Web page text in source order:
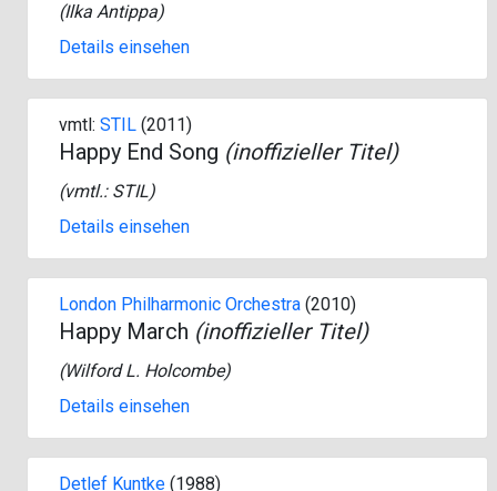
(Ilka Antippa)
Details einsehen
vmtl: STIL (2011)
Happy End Song (inoffizieller Titel)
(vmtl.: STIL)
Details einsehen
London Philharmonic Orchestra (2010)
Happy March (inoffizieller Titel)
(Wilford L. Holcombe)
Details einsehen
Detlef Kuntke (1988)